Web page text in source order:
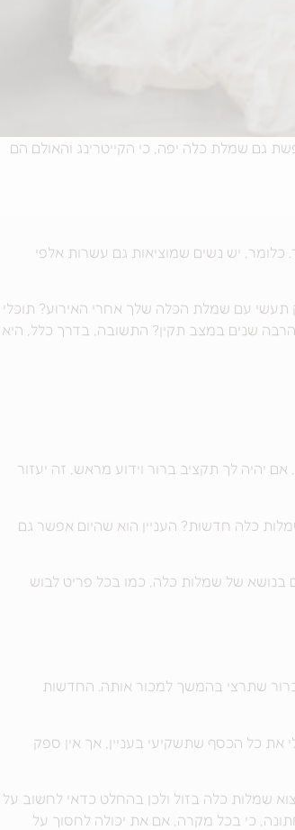
גם שמלת כלה יפה, כי הקייטרינג והאולם הם
יש נשים שמוציאות גם עשרות אלפי
עם שמלת הכלה שלך אחרי האירוע? תוכלי
שנים במצב תקין? התשובה, בדרך כלל, היא
יהיה לך תקציב ברור וידוע מראש, זה יעזור
כלה חדשות? העניין הוא שהיום אפשר גם
בנושא של שמלות כלה, כמו בכל פריט לבוש
שתרצי בהמשך למכור אותה. החדשות
את כל הכסף שתשקיעי בעניין, אך אין ספק
שמלות כלה בזול ולכן בהחלט כדאי לחשוב על
כי בכל מקרה, אם את יכולה לחסוך על